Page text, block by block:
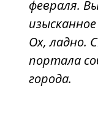
февраля.
Ох, ладно.
портала
города.